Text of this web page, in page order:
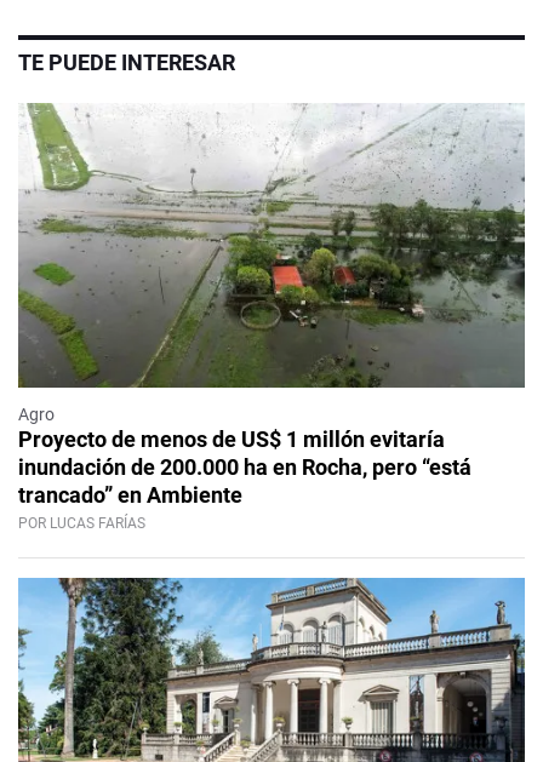
TE PUEDE INTERESAR
Agro
Proyecto de menos de US$ 1 millón evitaría
inundación de 200.000 ha en Rocha, pero “está
trancado” en Ambiente
POR LUCAS FARÍAS